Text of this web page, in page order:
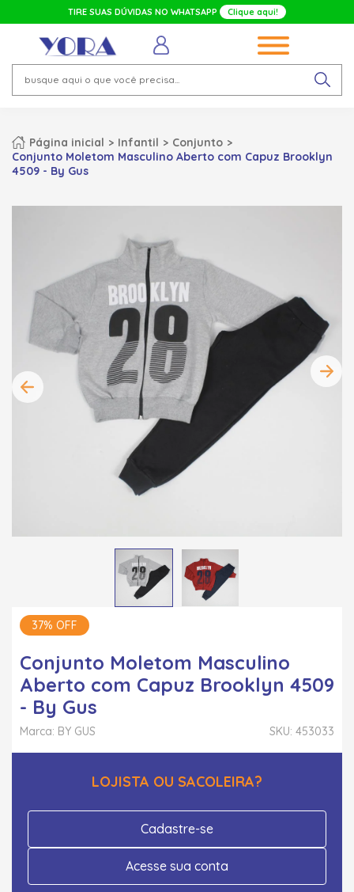
TIRE SUAS DÚVIDAS NO WHATSAPP Clique aqui!
Página inicial Infantil
Conjunto
Conjunto Moletom Masculino Aberto com Capuz Brooklyn
4509 - By Gus
37% OFF
Conjunto Moletom Masculino
Aberto com Capuz Brooklyn 4509
- By Gus
SKU: 453033
Marca: BY GUS
LOJISTA OU SACOLEIRA?
Cadastre-se
Acesse sua conta